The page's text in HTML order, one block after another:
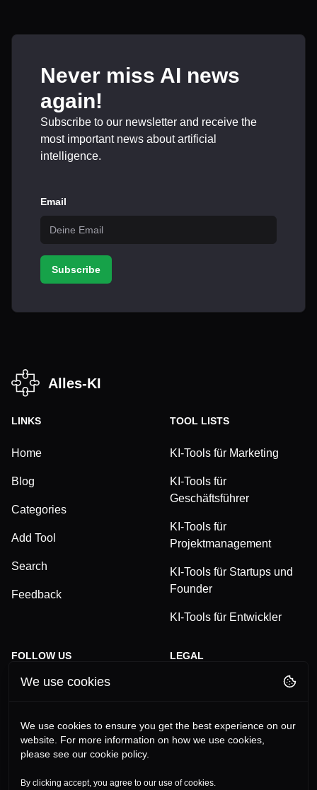
Never miss AI news
again!
Subscribe to our newsletter and receive the
most important news about artificial
intelligence.
Email
Subscribe
Alles-KI
LINKS
Home
Blog
Categories
Add Tool
Search
Feedback
TOOL LISTS
KI-Tools für Marketing
KI-Tools für
Geschäftsführer
KI-Tools für
Projektmanagement
KI-Tools für Startups und
Founder
KI-Tools für Entwickler
FOLLOW US
TikTok
YouTube
LEGAL
Imprint
We use cookies
We use cookies to ensure you get the best experience on our
website. For more information on how we use cookies,
please see our cookie policy.
By clicking accept, you agree to our use of cookies.